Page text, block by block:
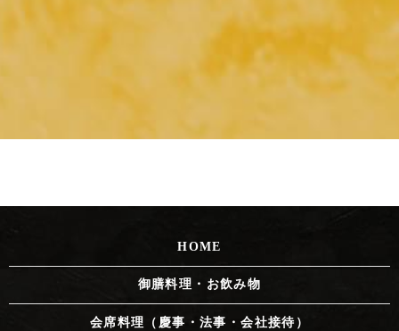
HOME
御膳料理・お飲み物
会席料理（慶事・法事・会社接待）